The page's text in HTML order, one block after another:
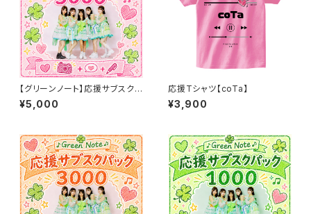
【グリーンノート】応援サブスク5
000パック
¥5,000
応援Tシャツ【coTa】
¥3,900